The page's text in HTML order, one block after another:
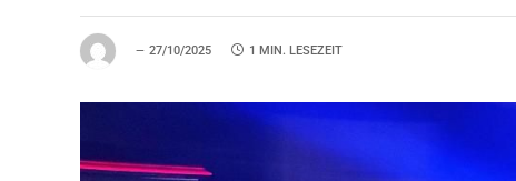
27/10/2025 1 MIN. LESEZEIT